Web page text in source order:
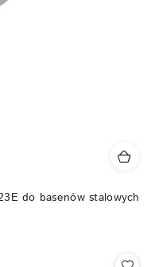
do basenów stalowych